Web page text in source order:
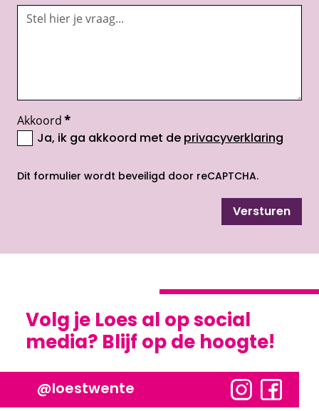
Akkoord*
Ja, ik ga akkoord met de privacyverklaring
Dit formulier wordt beveiligd door reCAPTCHA.
Versturen
Volg je Loes al op social
media? Blijf op de hoogte!
@loestwente